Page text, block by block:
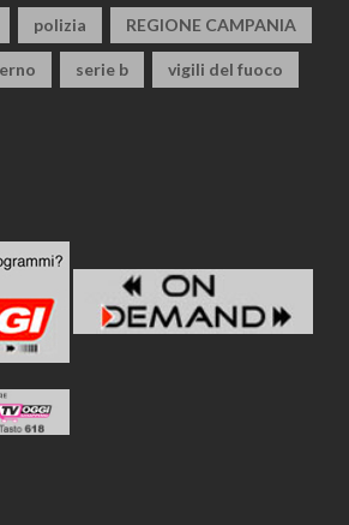
polizia REGIONE CAMPANIA
serie b vigili del fuoco